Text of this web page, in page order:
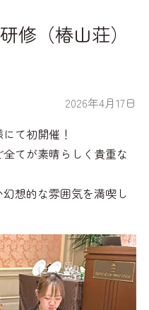
修（椿山荘）
2026年4月17日
て初開催！
てが素晴らしく貴重な
想的な雰囲気を満喫し